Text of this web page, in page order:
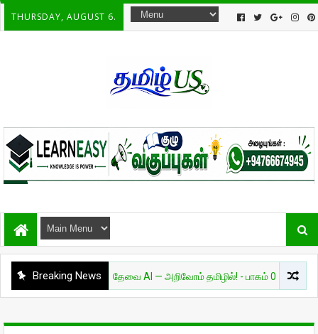
THURSDAY, AUGUST 6.
Breaking News
அறிவியல் தேவை AI — அறிவோம் தமிழில்! - பாகம் 01